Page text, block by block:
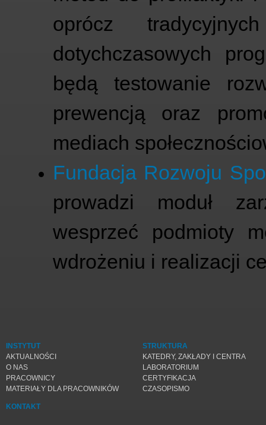
oprócz
dotychczasowych
będą testowanie
prewencją oraz
mediach
Fundacja Rozwoju
prowadzi moduł
wesprzeć podmioty
wdrożeniu i realizacji
INSTYTUT
AKTUALNOŚCI
O NAS
PRACOWNICY
MATERIAŁY DLA PRACOWNIKÓW
KONTAKT
STRUKTURA
KATEDRY, ZAKŁADY I CENTRA
LABORATORIUM
CERTYFIKACJA
CZASOPISMO